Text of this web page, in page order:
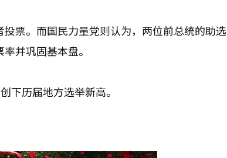
票。而国民力量党则认为，两位前总统的助选
并巩固基本盘。
下历届地方选举新高。